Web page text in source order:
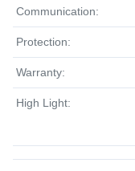
Communication:
Protection:
Warranty:
High Light: